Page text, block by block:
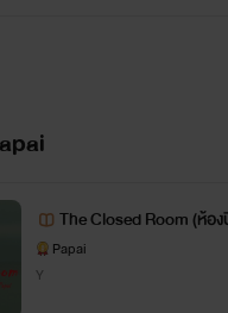
รีดทุกท่านท
ะงานประจำเ
กันจริงอย่าทิ้ง
The Closed Room (ห้อ
Papai
Y